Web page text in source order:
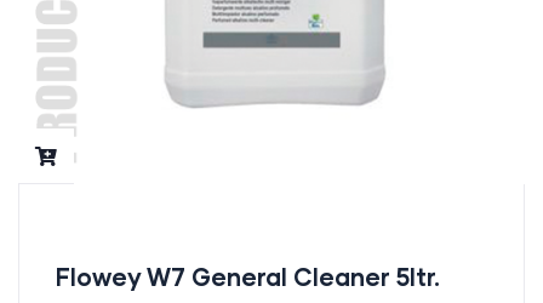
Flowey W7 General Cleaner 5ltr.